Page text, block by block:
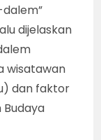
dijelaskan
wisatawan
dan faktor